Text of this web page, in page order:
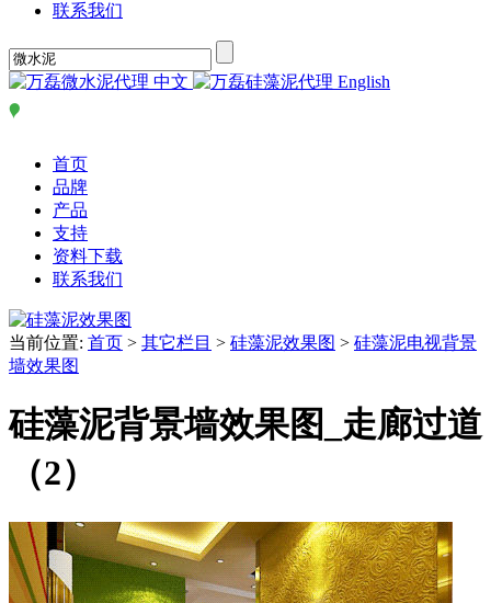
联系我们
中文 English
首页
品牌
产品
支持
资料下载
联系我们
当前位置: 首页 > 其它栏目 > 硅藻泥效果图 > 硅藻泥电视背景
墙效果图
硅藻泥背景墙效果图_走廊过道
（2）